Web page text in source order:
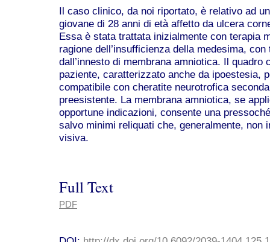
Il caso clinico, da noi riportato, è relativo ad
giovane di 28 anni di età affetto da ulcera
Essa è stata trattata inizialmente con terapia
ragione dell’insufficienza della medesima,
dall’innesto di membrana amniotica. Il
paziente, caratterizzato anche da ipoestesia,
compatibile con cheratite neurotrofica
preesistente. La membrana amniotica, se
opportune indicazioni, consente una
salvo minimi reliquati che, generalmente, non
visiva.
Full Text
PDF